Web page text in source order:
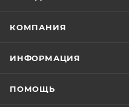
КОМПАНИЯ
ИНФОРМАЦИЯ
ПОМОЩЬ